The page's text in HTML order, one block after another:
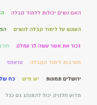
האם נשים יכולות ללמוד קבלה
העונש על לימוד קבלה לנשים
זכור את אשר עשה לך עמלק
חשיבות לימוד הקבלה טראמפ
ירושלים תמונות יש מיש כח
מדוע חלקיק יכול להתנהג גם כגל